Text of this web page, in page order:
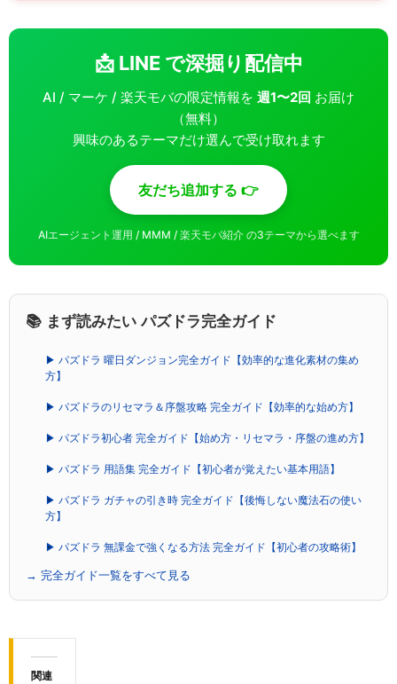
📩 LINE で深掘り配信中
AI / マーケ / 楽天モバの限定情報を 週1〜2回 お届け
（無料）
興味のあるテーマだけ選んで受け取れます
友だち追加する 👉
AIエージェント運用 / MMM / 楽天モバ紹介 の3テーマから選べます
📚 まず読みたい パズドラ完全ガイド
▶ パズドラ 曜日ダンジョン完全ガイド【効率的な進化素材の集め
方】
▶ パズドラのリセマラ＆序盤攻略 完全ガイド【効率的な始め方】
▶ パズドラ初心者 完全ガイド【始め方・リセマラ・序盤の進め方】
▶ パズドラ 用語集 完全ガイド【初心者が覚えたい基本用語】
▶ パズドラ ガチャの引き時 完全ガイド【後悔しない魔法石の使い
方】
▶ パズドラ 無課金で強くなる方法 完全ガイド【初心者の攻略術】
→ 完全ガイド一覧をすべて見る
関連